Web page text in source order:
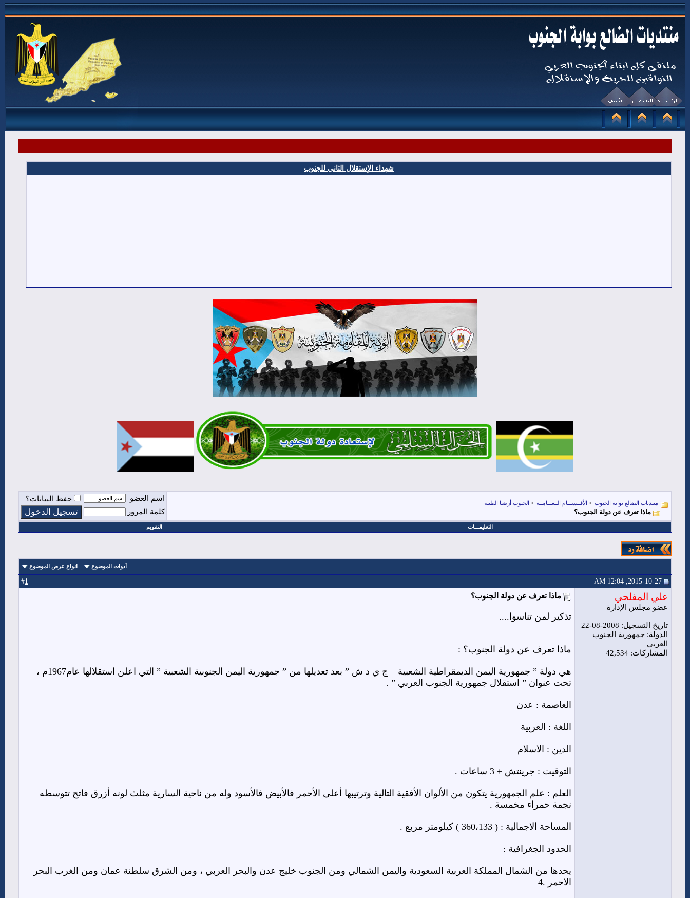
شهداء الإستقلال الثاني للجنوب
منتديات الضالع بوابة الجنوب > الأقــســـام الــعـــامــة > الجنوب أرضنا الطيبة
ماذا تعرف عن دولة الجنوب؟
اسم العضو
حفظ البيانات؟
كلمة المرور
التعليمـــات التقويم
أدوات الموضوع انواع عرض الموضوع
1
علي المفلحي
عضو مجلس الإدارة
تاريخ التسجيل: 2008-08-22
الدولة: جمهورية الجنوب
العربي
المشاركات: 42,534
ماذا تعرف عن دولة الجنوب؟
تذكير لمن تناسوا....
ماذا تعرف عن دولة الجنوب؟ :
هي دولة ” جمهورية اليمن الديمقراطية الشعبية – ج ي د ش ” بعد تعديلها من ” جمهورية اليمن الجنوبية الشعبية ” التي اعلن استقلالها عام1967م ،
تحت عنوان ” استقلال جمهورية الجنوب العربي ” .
العاصمة : عدن
اللغة : العربية
الدين : الاسلام
التوقيت : جرينتش + 3 ساعات .
العلم : علم الجمهورية يتكون من الألوان الأفقية التالية وترتيبها أعلى الأحمر فالأبيض فالأسود وله من ناحية السارية مثلث لونه أزرق فاتح تتوسطه
نجمة حمراء مخمسة .
المساحة الاجمالية : ( 360،133 ) كيلومتر مربع .
الحدود الجغرافية :
يحدها من الشمال المملكة العربية السعودية واليمن الشمالي ومن الجنوب خليج عدن والبحر العربي ، ومن الشرق سلطنة عمان ومن الغرب البحر
الاحمر .4